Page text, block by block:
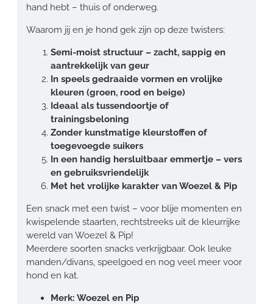
hand hebt – thuis of onderweg.
Waarom jij en je hond gek zijn op deze twisters:
Semi-moist structuur – zacht, sappig en
aantrekkelijk van geur
In speels gedraaide vormen en vrolijke
kleuren (groen, rood en beige)
Ideaal als tussendoortje of
trainingsbeloning
Zonder kunstmatige kleurstoffen of
toegevoegde suikers
In een handig hersluitbaar emmertje – vers
en gebruiksvriendelijk
Met het vrolijke karakter van Woezel & Pip
Een snack met een twist – voor blije momenten en
kwispelende staarten, rechtstreeks uit de kleurrijke
wereld van Woezel & Pip!
Meerdere soorten snacks verkrijgbaar. Ook leuke
manden/divans, speelgoed en nog veel meer voor
hond en kat.
Merk: Woezel en Pip